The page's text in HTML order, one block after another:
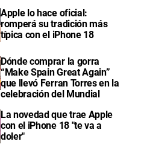
Apple lo hace oficial:
romperá su tradición más
típica con el iPhone 18
Dónde comprar la gorra
“Make Spain Great Again”
que llevó Ferran Torres en la
celebración del Mundial
La novedad que trae Apple
con el iPhone 18 "te va a
doler"